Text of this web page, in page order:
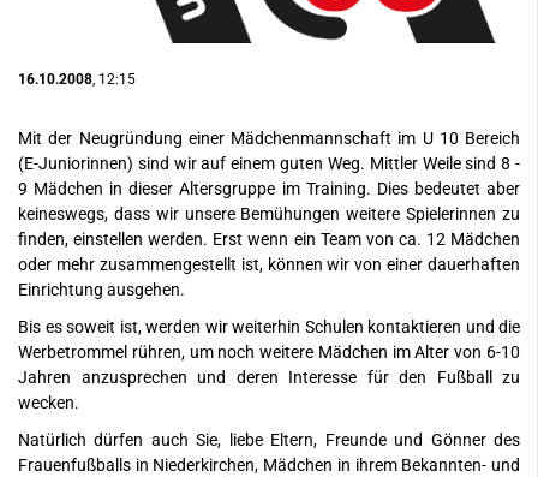
16.10.2008 , 12:15
Mit der Neugründung einer Mädchenmannschaft im U 10 Bereich
(E-Juniorinnen) sind wir auf einem guten Weg. Mittler Weile sind 8 -
9 Mädchen in dieser Altersgruppe im Training. Dies bedeutet aber
keineswegs, dass wir unsere Bemühungen weitere Spielerinnen zu
finden, einstellen werden. Erst wenn ein Team von ca. 12 Mädchen
oder mehr zusammengestellt ist, können wir von einer dauerhaften
Einrichtung ausgehen.
Bis es soweit ist, werden wir weiterhin Schulen kontaktieren und die
Werbetrommel rühren, um noch weitere Mädchen im Alter von 6-10
Jahren anzusprechen und deren Interesse für den Fußball zu
wecken.
Natürlich dürfen auch Sie, liebe Eltern, Freunde und Gönner des
Frauenfußballs in Niederkirchen, Mädchen in ihrem Bekannten- und